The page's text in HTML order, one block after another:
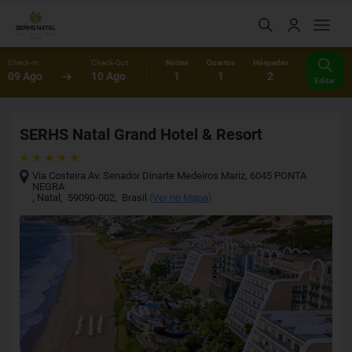
Check-In
09 Ago
Check-Out
10 Ago
Noites
1
Quartos
1
Hóspedes
2 Editar
SERHS Natal Grand Hotel & Resort
Via Costeira Av. Senador Dinarte Medeiros Mariz, 6045 PONTA
NEGRA
, Natal , 59090-002, Brasil (Ver no Mapa)